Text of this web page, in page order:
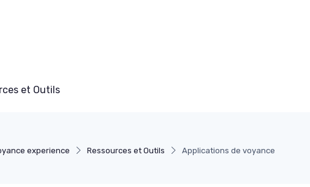
et Outils
experience Ressources et Outils Applications de voyance